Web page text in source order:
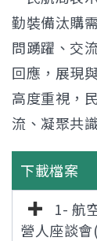
勤裝備汰購
問踴躍、交
回應，展現
高度重視，
流、凝聚共
下載檔案
1- 航
營人座談